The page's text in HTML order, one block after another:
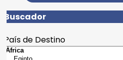
de Destino